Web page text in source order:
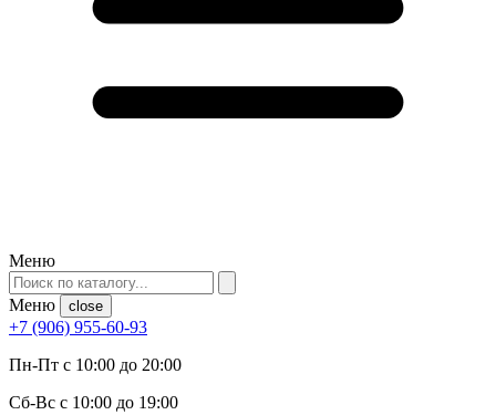
Меню
Меню close
+7 (906) 955-60-93
Пн-Пт с 10:00 до 20:00
Сб-Вс с 10:00 до 19:00